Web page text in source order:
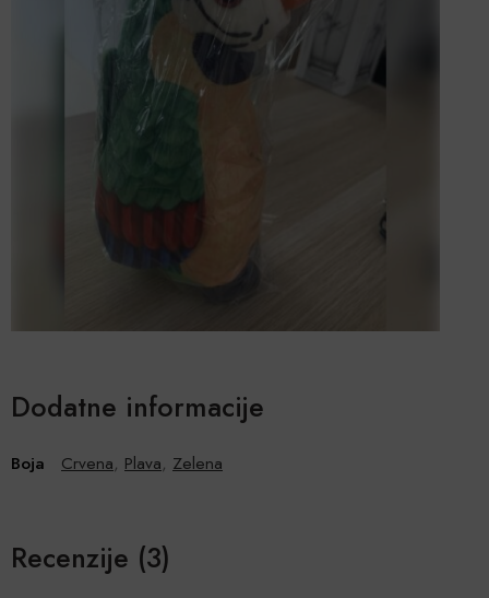
Dodatne informacije
Boja Crvena, Plava, Zelena
Recenzije (3)